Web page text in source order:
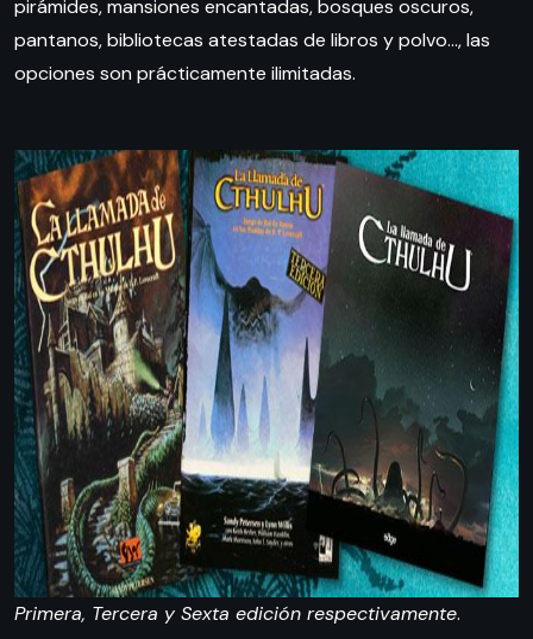
pirámides, mansiones encantadas, bosques oscuros,
pantanos, bibliotecas atestadas de libros y polvo…, las
opciones son prácticamente ilimitadas.
Primera, Tercera y Sexta edición respectivamente.